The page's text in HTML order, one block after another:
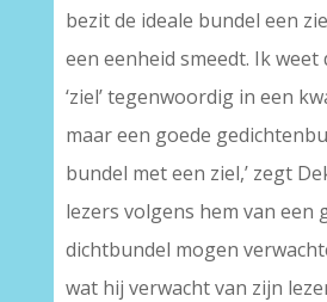
bezit de ideale bundel een
een eenheid smeedt. Ik
‘ziel’ tegenwoordig in een
maar een goede
bundel met een ziel,’ zegt
lezers volgens hem van een
dichtbundel mogen
wat hij verwacht van zijn